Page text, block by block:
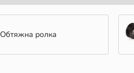
Обтяжна ролка